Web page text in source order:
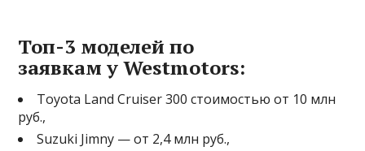
Топ-3 моделей по
заявкам у Westmotors:
Toyota Land Cruiser 300 стоимостью от 10 млн
руб.,
Suzuki Jimny — от 2,4 млн руб.,